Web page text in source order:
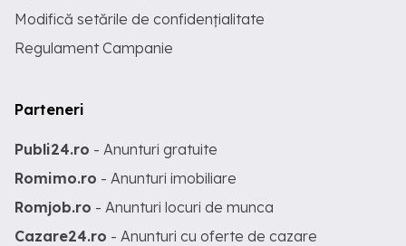
Modifică setările de confidențialitate
Regulament Campanie
Parteneri
Publi24.ro - Anunturi gratuite
Romimo.ro - Anunturi imobiliare
Romjob.ro - Anunturi locuri de munca
Cazare24.ro - Anunturi cu oferte de cazare